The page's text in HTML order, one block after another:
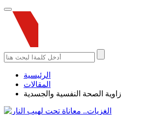
الرئيسية
المقالات
زاوية الصحة النفسية والجسدية